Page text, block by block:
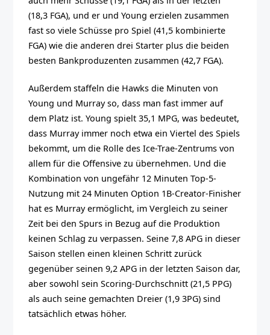
(18,3 FGA), und er und Young erzielen zusammen
fast so viele Schüsse pro Spiel (41,5 kombinierte
FGA) wie die anderen drei Starter plus die beiden
besten Bankproduzenten zusammen (42,7 FGA).
Außerdem staffeln die Hawks die Minuten von
Young und Murray so, dass man fast immer auf
dem Platz ist. Young spielt 35,1 MPG, was bedeutet,
dass Murray immer noch etwa ein Viertel des Spiels
bekommt, um die Rolle des Ice-Trae-Zentrums von
allem für die Offensive zu übernehmen. Und die
Kombination von ungefähr 12 Minuten Top-5-
Nutzung mit 24 Minuten Option 1B-Creator-Finisher
hat es Murray ermöglicht, im Vergleich zu seiner
Zeit bei den Spurs in Bezug auf die Produktion
keinen Schlag zu verpassen. Seine 7,8 APG in dieser
Saison stellen einen kleinen Schritt zurück
gegenüber seinen 9,2 APG in der letzten Saison dar,
aber sowohl sein Scoring-Durchschnitt (21,5 PPG)
als auch seine gemachten Dreier (1,9 3PG) sind
tatsächlich etwas höher.